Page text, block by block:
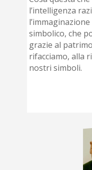
l’intelligenza
simbolico, che
grazie al
rifacciamo, alla
nostri simboli.